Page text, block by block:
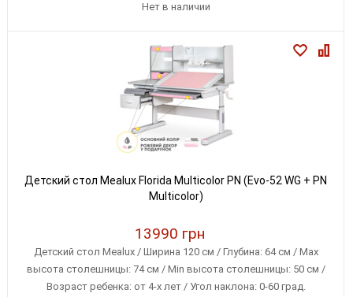
Нет в наличии
Детский стол Mealux Florida Multicolor PN (Evo-52 WG + PN
Multicolor)
13990 грн
Детский стол Mealux / Ширина 120 см / Глубина: 64 см / Max
высота столешницы: 74 см / Min высота столешницы: 50 см /
Возраст ребенка: от 4-х лет / Угол наклона: 0-60 град.